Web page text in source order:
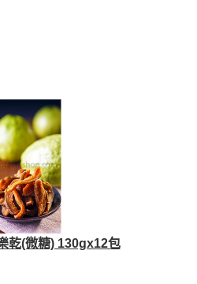
乾(微糖) 130gx12包